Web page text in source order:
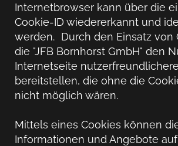
Internetbrowser kann über die
Cookie-ID wiedererkannt und
werden. Durch den Einsatz von
die "JFB Bornhorst GmbH" den
Internetseite
bereitstellen, die ohne die
nicht möglich wären.
Mittels eines Cookies können
Informationen und Angebote